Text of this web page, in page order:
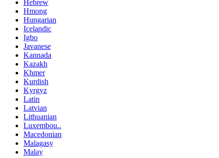
Hebrew
Hmong
Hungarian
Icelandic
Igbo
Javanese
Kannada
Kazakh
Khmer
Kurdish
Kyrgyz
Latin
Latvian
Lithuanian
Luxembou..
Macedonian
Malagasy
Malay